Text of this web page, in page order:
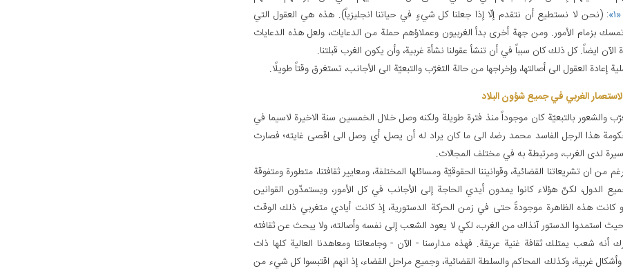
«۱» : (نحن لا نستطيع أن نتقدم إلّا إذا جعلنا كل شي‏ءٍ في حياتنا انجليزياً). هذه هي العقول التي
بزمام الأمور. ومن جهة أخرى بدأ الغربيون وعملاؤهم حملة من الدعايات، ولعل هذه الدعايات
الآن ايضاً. كل ذلك كان سبباً في أن تنشأ عقولنا نشأة غربية، وأن يكون الغرب قبلتنا.
إعادة العقول الى أصالتها، وإخراجها من حالة التغرّب والتبعيّة الى الأجانب، تستغرق وقتاً طويلًا.
الغربي في جميع شؤون البلاد
والشعور بالتبعيّة كان موجوداً منذ فترة طويلة ولكنه وصل خلال الخمسين سنة الاخيرة لاسيما في
هذا الرجل الفاسد محمد رضا، الى ما كان يراد له أن يصل، أي وصل الى اقصى غايته؛ فصارت
أسيرة لدى الغرب، ومرتبطة به في مختلف المجالات.
من ان تشريعاتنا القضائية، وقوانيننا الحقوقيّة ومسائلها المختلفة، ومعايير ثقافتنا، متطورة ومتفوقة
الدول، لكنّ هؤلاء كانوا يمدون أيدي الحاجة إلى الأجانب في كل الأمور، ويستمدّون القوانين
كانت هذه الظاهرة موجودةً حتى في زمن الحركة الدستورية، إذ كانت أيادي متغربي ذلك الوقت
استمدوا الدستور آنذاك من الغرب، لكي لا يعود الشعب إلى نفسه وأصالته، ولا يبحث عن ثقافته
أنه شعب يمتلك ثقافة غنية عريقة. فهذه مدارسنا - الآن - وجامعاتنا ومعاهدنا العالية كلها ذات
غربية، وكذلك المحاكم والسلطة القضائية، وجميع مراحل القضاء، إذ انهم اقتبسوا كل شي‏ء من